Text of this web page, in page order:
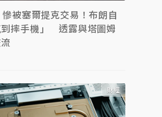
被塞爾提克交易！布朗自
到摔手機」 透露與塔圖姆
財經